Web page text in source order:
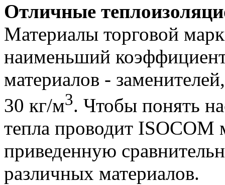
Отличные
Материалы торговой
наименьший
материалов -
30 кг/м3. Чтобы понять
тепла проводит ISOCOM
приведенную
различных материалов.